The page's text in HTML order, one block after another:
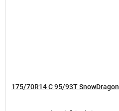
175/70R14 C 95/93T SnowDragon